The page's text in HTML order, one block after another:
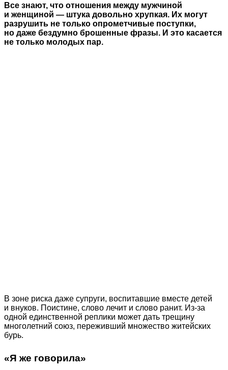
Все знают, что отношения между мужчиной
и женщиной — штука довольно хрупкая. Их могут
разрушить не только опрометчивые поступки,
но даже бездумно брошенные фразы. И это касается
не только молодых пар.
В зоне риска даже супруги, воспитавшие вместе детей
и внуков. Поистине, слово лечит и слово ранит. Из-за
одной единственной реплики может дать трещину
многолетний союз, переживший множество житейских
бурь.
«Я же говорила»